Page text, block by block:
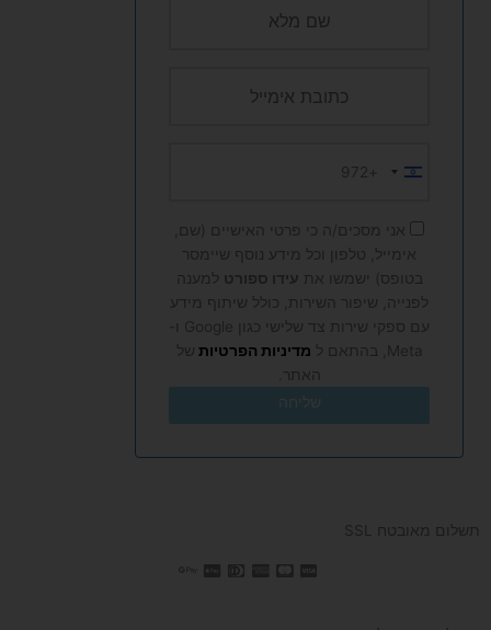
Israel
+972
אני מסכים/ה כי פרטי האישיים (שם,
אימייל, טלפון וכל מידע נוסף שיימסר
בטופס) ישמשו את עידו ספורט למענה
לפנייה, שיפור השירות, כולל שיתוף מידע
Meta, בהתאם ל
מדיניות הפרטיות של
האתר.
שליחה
תשלום מאובטח SSL